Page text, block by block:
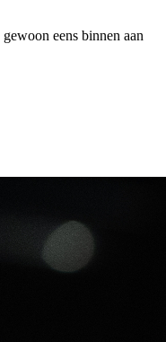
eens binnen aan